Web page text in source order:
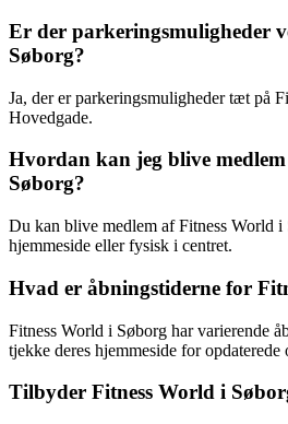
Er der parkeringsmuligheder
Søborg?
Ja, der er parkeringsmuligheder tæt på
Hovedgade.
Hvordan kan jeg blive
Søborg?
Du kan blive medlem af Fitness World i
hjemmeside eller fysisk i centret.
Hvad er åbningstiderne for
Fitness World i Søborg har varierende
tjekke deres hjemmeside for opdaterede
Tilbyder Fitness World i